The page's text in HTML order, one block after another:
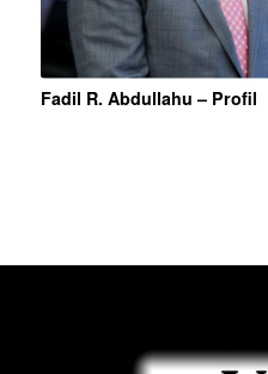
Fadil R. Abdullahu – Profil